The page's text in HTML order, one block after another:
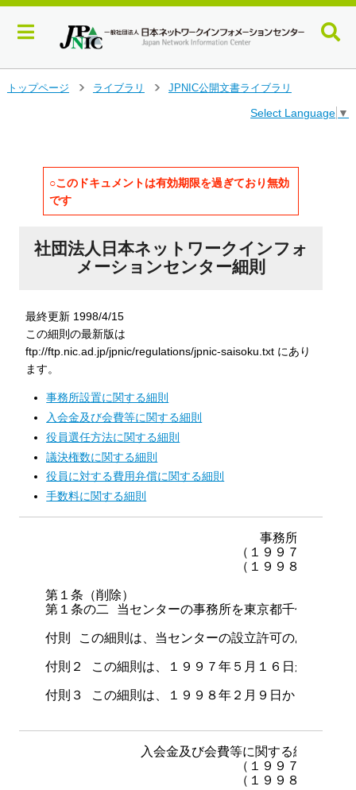
トップページ
ライブラリ
JPNIC公開文書ライブラリ
Select Language ▼
○このドキュメントは有効期限を過ぎており無効
です
社団法人日本ネットワークインフォ
メーションセンター細則
最終更新 1998/4/15
この細則の最新版は
ftp://ftp.nic.ad.jp/jpnic/regulations/jpnic-saisoku.txt にあり
ます。
事務所設置に関する細則
入会金及び会費等に関する細則
役員選任方法に関する細則
議決権数に関する細則
役員に対する費用弁償に関する細則
手数料に関する細則
事務所設置に関
（１９９７年５月１
（１９９８年１月３
第１条（削除）
第１条の二 当センターの事務所を東京都千代田区神
付則 この細則は、当センターの設立許可のあった日
付則２ この細則は、１９９７年５月１６日から施行
付則３ この細則は、１９９８年２月９日から施行す
入会金及び会費等に関する細則
（１９９７年５月１
（１９９８年１月３